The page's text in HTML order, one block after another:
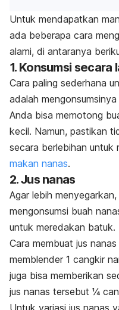
Untuk mendapatkan
ada beberapa cara
alami, di antaranya
1. Konsumsi secara
Cara paling sederhana
adalah
Anda bisa memotong
kecil. Namun, pastikan
secara berlebihan untuk
makan nanas.
2. Jus nanas
Agar lebih menyegarkan,
mengonsumsi buah
untuk meredakan batuk.
Cara membuat jus
memblender 1 cangkir
juga bisa memberikan
jus nanas tersebut ¼
Untuk variasi jus nanas